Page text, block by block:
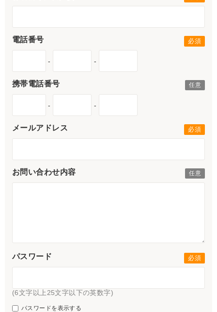
電話番号
- -
携帯電話番号
- -
メールアドレス
お問い合わせ内容
パスワード
(6文字以上25文字以下の英数字)
パスワードを表示する